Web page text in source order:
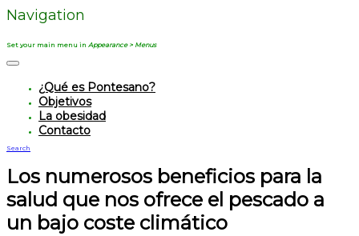
Navigation
Set your main menu in Appearance > Menus
¿Qué es Pontesano?
Objetivos
La obesidad
Contacto
Search
Los numerosos beneficios para la
salud que nos ofrece el pescado a
un bajo coste climático